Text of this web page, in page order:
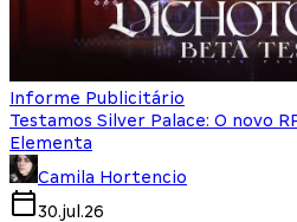
Informe Publicitário
Testamos Silver Palace: O novo
Elementa
Camila Hortencio
30.jul.26